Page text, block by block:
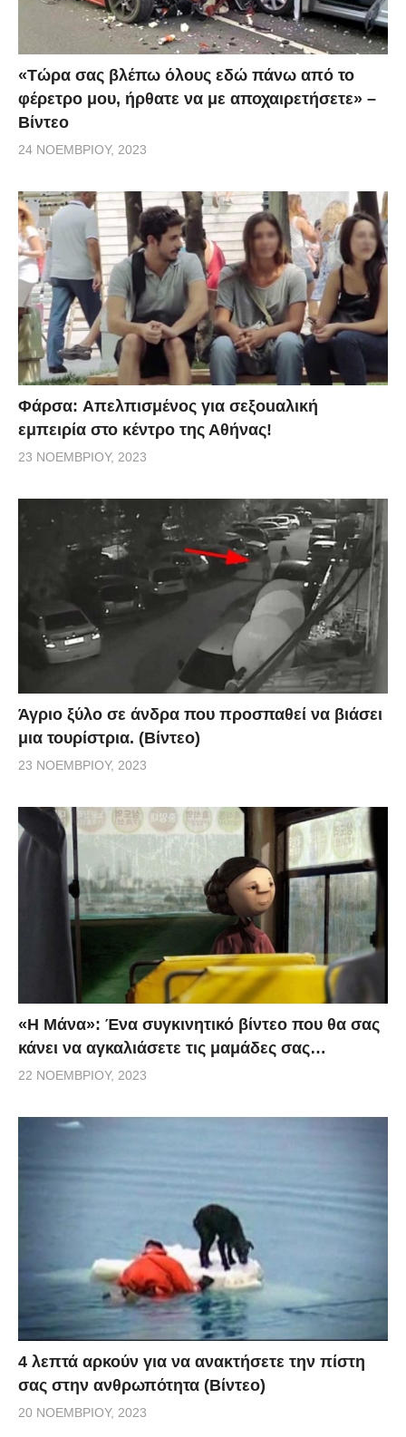
«Τώρα σας βλέπω όλους εδώ πάνω από το
φέρετρο μου, ήρθατε να με αποχαιρετήσετε» –
Βίντεο
24 ΝΟΕΜΒΡΊΟΥ, 2023
Φάρσα: Aπελπισμένος για σεξοuαλική
εμπειρία στο κέντρο της Αθήνας!
23 ΝΟΕΜΒΡΊΟΥ, 2023
Άγριο ξύλο σε άνδρα που προσπαθεί να βιάσει
μια τουρίστρια. (Βίντεο)
23 ΝΟΕΜΒΡΊΟΥ, 2023
«H Μάνα»: Ένα συγκινητικό βίντεο που θα σας
κάνει να αγκαλιάσετε τις μαμάδες σας…
22 ΝΟΕΜΒΡΊΟΥ, 2023
4 λεπτά αρκούν για να ανακτήσετε την πίστη
σας στην ανθρωπότητα (Βίντεο)
20 ΝΟΕΜΒΡΊΟΥ, 2023